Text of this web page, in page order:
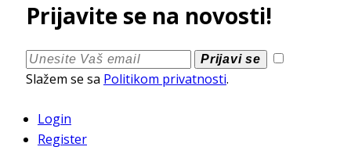
Prijavite se na novosti!
Prijavi se
Slažem se sa Politikom privatnosti.
Login
Register